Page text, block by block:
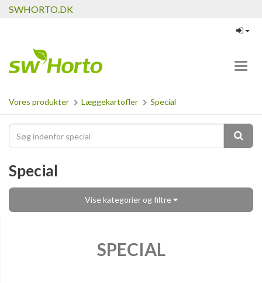
SWHORTO.DK
Vores produkter Læggekartofler Special
Special
Vise kategorier og filtre
SPECIAL